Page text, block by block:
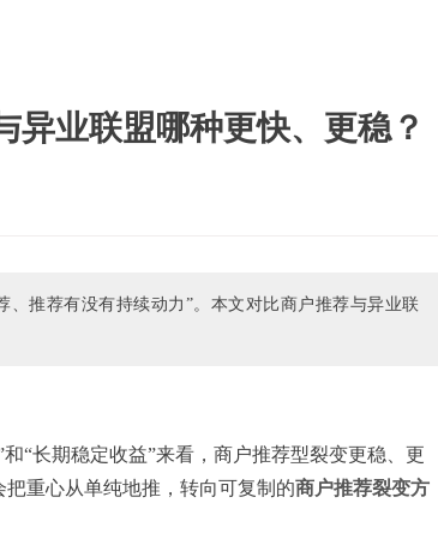
异业联盟哪种更快、更稳？
、推荐有没有持续动力”。本文对比商户推荐与异业联
“长期稳定收益”来看，商户推荐型裂变更稳、更
重心从单纯地推，转向可复制的商户推荐裂变方